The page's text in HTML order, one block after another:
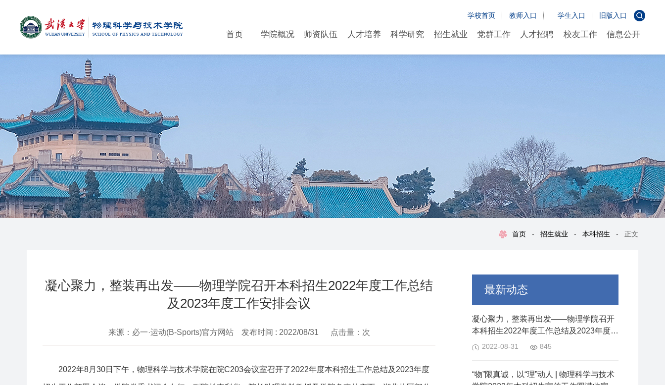
学校首页 教师入口 学生入口 旧版入口
首页
学院概况
师资队伍
人才培养
科学研究
招生就业
党群工作
人才招聘
校友工作
信息公开
首页 - 招生就业 - 本科招生 - 正文
凝心聚力，整装再出发——物理学院召开本科招生2022年度工作总结
及2023年度工作安排会议
来源：必一·运动(B-Sports)官方网站 发布时间 : 2022/08/31 点击量： 次
2022年8月30日下午，物理科学与技术学院在院C203会议室召开了2022年度本科招生工作总结及 2023年度
最新动态
凝心聚力，整装再出发——物理学院召开
本科招生2022年度工作总结及2023年度工
作安排会议
2022-08-31 845
“物”限真诚，以“理”动人 | 物理科学与技术